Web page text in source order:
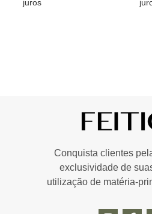
juros
Conquista clientes
exclusividade de
utilização de matéria-